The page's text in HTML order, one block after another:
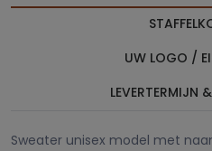
UW LOGO /
LEVERTERMIJN
Sweater unisex model met